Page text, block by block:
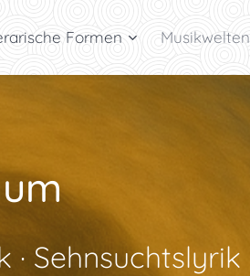
Formen Musikwelten
· Sehnsuchtslyrik